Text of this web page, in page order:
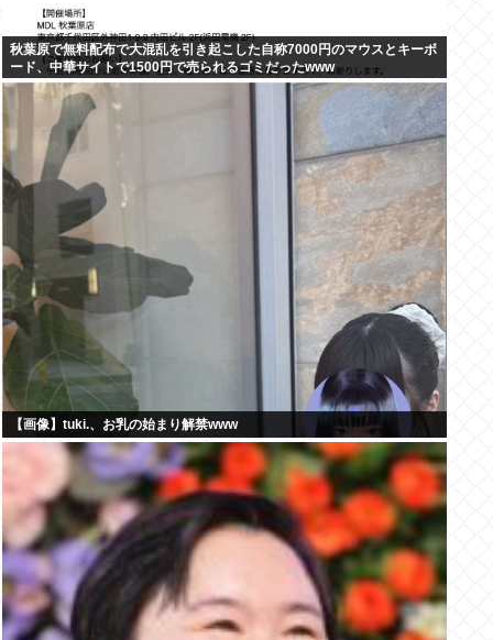
秋葉原で無料配布で大混乱を引き起こした自称7000円のマウスとキーボ
ード、中華サイトで1500円で売られるゴミだったwww
【画像】tuki.、お乳の始まり解禁www